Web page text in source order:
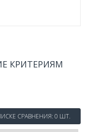
КРИТЕРИЯМ
СРАВНЕНИЯ: 0 ШТ.